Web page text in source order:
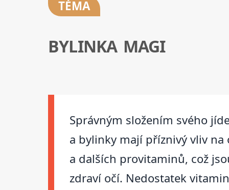
TÉMA
BYLINKA MAGI
Správným složením svého
a bylinky mají příznivý vliv na
a dalších provitaminů, což
zdraví očí. Nedostatek